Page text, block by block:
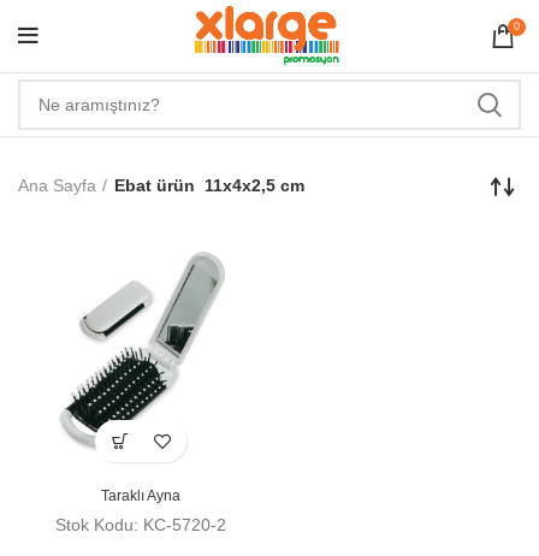
0
Ana Sayfa Ebat ürün 11x4x2,5 cm
Taraklı Ayna
Stok Kodu: KC-5720-2